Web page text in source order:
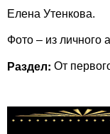
Елена Утенкова.
Фото – из личного
Раздел: От